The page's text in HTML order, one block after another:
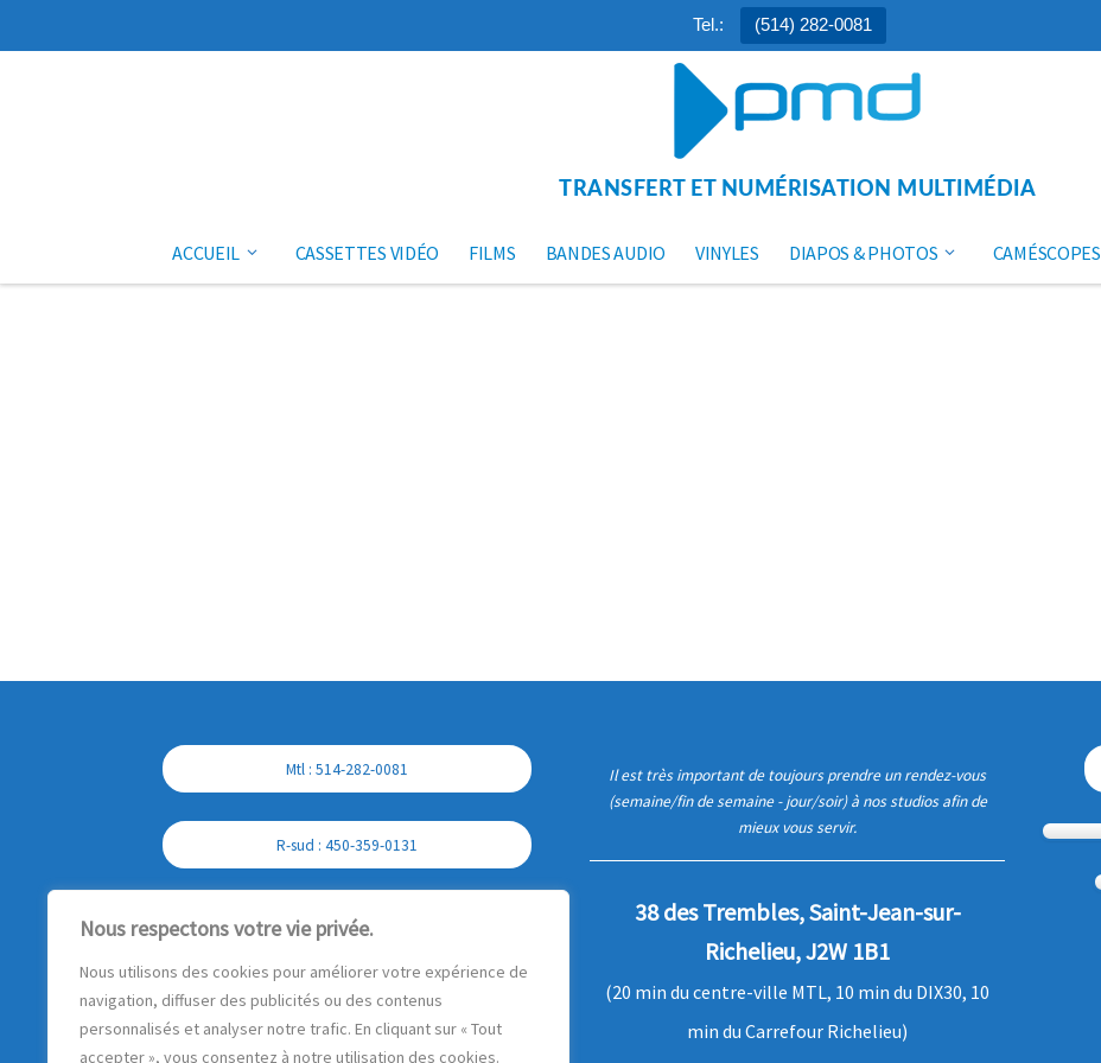
Tel.: (514) 282-0081
Nous respectons votre vie privée.
Nous utilisons des cookies pour améliorer votre expérience de
navigation, diffuser des publicités ou des contenus
personnalisés et analyser notre trafic. En cliquant sur « Tout
accepter », vous consentez à notre utilisation des cookies.
TRANSFERT ET NUMÉRISATION MULTIMÉDIA
ACCUEIL CASSETTES VIDÉO FILMS BANDES AUDIO VINYLES DIAPOS & PHOTOS CAMÉSCOPES
Mtl : 514-282-0081
R-sud : 450-359-0131
Cell : 450-357-7897
Il est très important de toujours prendre un rendez-vous
(semaine/fin de semaine - jour/soir) à nos studios afin de
mieux vous servir.
38 des Trembles, Saint-Jean-sur-
Richelieu, J2W 1B1
(20 min du centre-ville MTL, 10 min du DIX30, 10
min du Carrefour Richelieu)